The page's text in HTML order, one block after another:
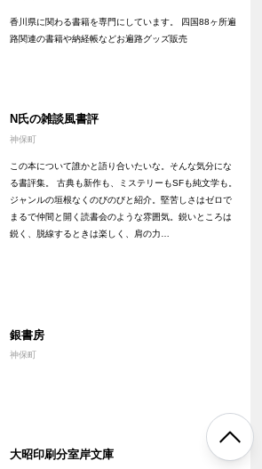
香川県に関わる書籍を専門にしています。 四国88ヶ所遍
路関連の書籍や納経帳などお遍路グッズ販売
N氏の雑談風書評
神保町
この本について誰かと語り合いたいな。そんな気分にな
る書評集。 古典も新作も、ミステリーもSFも純文学も。
ジャンルの垣根なくのびのびと紹介。堅苦しさはゼロで
まるで仲間と開く読書会のような雰囲気。鋭いところは
鋭く、脱線するときは楽しく、肩の力…
銀書房
神保町
大昭印刷分室岸文庫